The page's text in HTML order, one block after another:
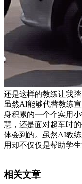
还是这样的教练让我
虽然AI能够代替教练
身积累的一个个实用
慧，还是面对超车时
体会到的。虽然AI教
用却不仅仅是帮助学生
相关文章